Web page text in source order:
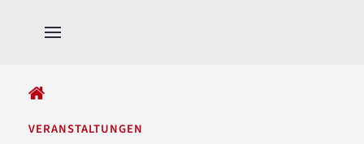
VERANSTALTUNGEN